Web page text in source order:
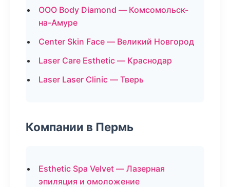
ООО Body Diamond — Комсомольск-
на-Амуре
Center Skin Face — Великий Новгород
Laser Care Esthetic — Краснодар
Laser Laser Clinic — Тверь
Компании в Пермь
Esthetic Spa Velvet — Лазерная
эпиляция и омоложение